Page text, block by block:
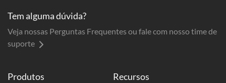
Produtos Recursos
Tem alguma dúvida?
Veja nossas Perguntas Frequentes ou fale com nosso time de
suporte